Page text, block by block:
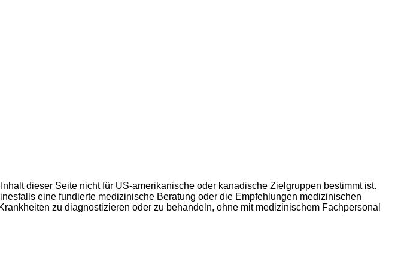
dieser Seite nicht für US-amerikanische oder kanadische Zielgruppen bestimmt ist.
eine fundierte medizinische Beratung oder die Empfehlungen medizinischen
zu diagnostizieren oder zu behandeln, ohne mit medizinischem Fachpersonal